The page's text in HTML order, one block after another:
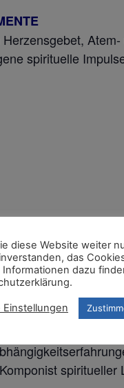
spirituelle
diese Gruppe
VIA
spiritueller
diese Website weiter
das
Informationen dazu
Einstellungen